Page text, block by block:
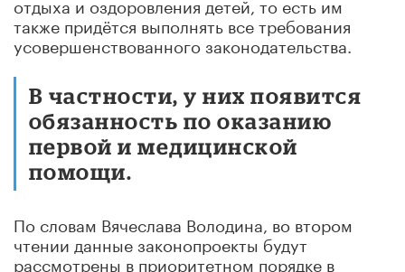
также придётся выполнять все требования
усовершенствованного законодательства.
В частности, у них появится
обязанность по оказанию
первой и медицинской
помощи.
По словам Вячеслава Володина, во втором
чтении данные законопроекты будут
рассмотрены в приоритетном порядке в